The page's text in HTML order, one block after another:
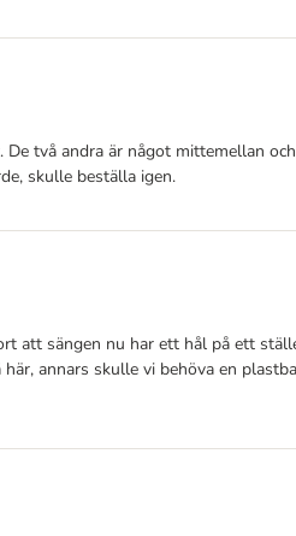
två andra är något mittemellan
skulle beställa igen.
att sängen nu har ett hål på ett
annars skulle vi behöva en